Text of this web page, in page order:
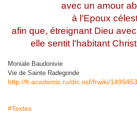
avec un amour
à l'Epoux
afin que, étreignant Dieu
elle sentit l'habitant
Moniale Baudonivie
Vie de Sainte Radegonde
http://fr.academic.ru/dic.nsf/frwiki/1499453
#Textes